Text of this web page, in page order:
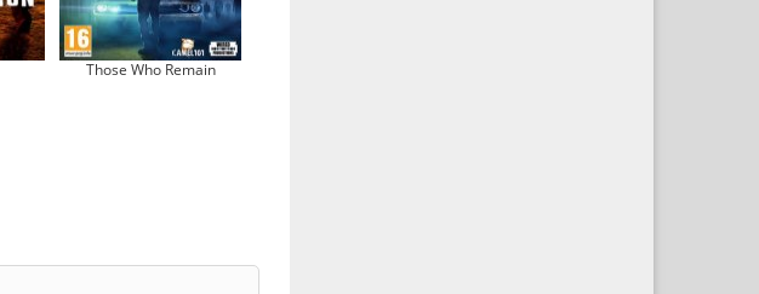
Those Who Remain